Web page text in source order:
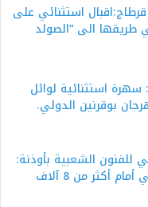
استثنائي على
طريقها الى “الصولد
استثنائية لوائل
بوقرنين الدولي.
للفنون الشعبية بأوذنة:
نجلاء التونسية تغني أمام أكثر من 8 آلاف